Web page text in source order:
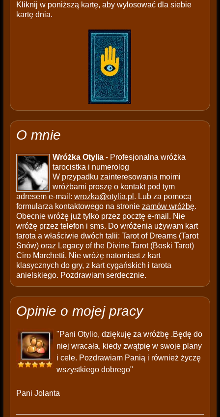
Kliknij w poniższą kartę, aby wylosować dla siebie
kartę dnia.
O mnie
Wróżka Otylia- Profesjonalna wróżka
tarocistka i numerolog
W przypadku zainteresowania moimi
wróżbami proszę o kontakt pod tym
adresem e-mail: wrozka@otylia.pl . Lub za pomocą
formularza kontaktowego na stronie zamów wróżbę.
Obecnie wróżę już tylko przez pocztę e-mail. Nie
wróżę przez telefon i sms. Do wróżenia używam kart
tarota a właściwie dwóch talii: Tarot of Dreams (Tarot
Snów) oraz Legacy of the Divine Tarot (Boski Tarot)
Ciro Marchetti. Nie wróżę natomiast z kart
klasycznych do gry, z kart cygańskich i tarota
anielskiego. Pozdrawiam serdecznie.
Opinie o mojej pracy
"Pani Otylio, dziękuję za wróżbę .Będę do
niej wracała, kiedy zwątpię w swoje plany
i cele. Pozdrawiam Panią i również życzę
wszystkiego dobrego"
Pani Jolanta